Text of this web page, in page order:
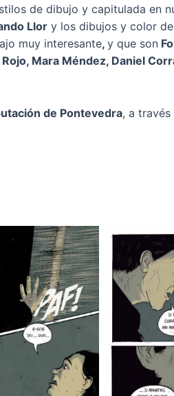
de dibujo y capitulada en
Llor y los dibujos y color
muy interesante, y que son
Mara Méndez, Daniel
de Pontevedra, a través